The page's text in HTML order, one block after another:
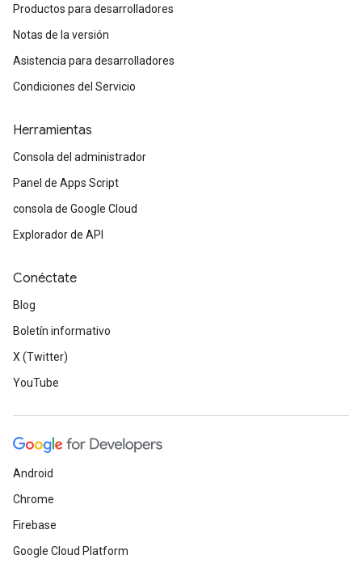
Productos para desarrolladores
Notas de la versión
Asistencia para desarrolladores
Condiciones del Servicio
Herramientas
Consola del administrador
Panel de Apps Script
consola de Google Cloud
Explorador de API
Conéctate
Blog
Boletín informativo
X (Twitter)
YouTube
Android
Chrome
Firebase
Google Cloud Platform